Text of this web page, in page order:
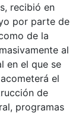
recibió en
por parte de
de la
al
en el que se
el
de
programas